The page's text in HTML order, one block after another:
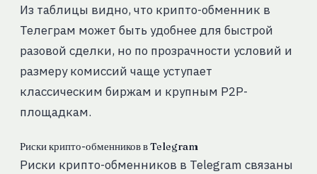
Из таблицы видно, что крипто-обменник в
Телеграм может быть удобнее для быстрой
разовой сделки, но по прозрачности условий и
размеру комиссий чаще уступает
классическим биржам и крупным P2P-
площадкам.
Риски крипто-обменников в Telegram
Риски крипто-обменников в Telegram связаны